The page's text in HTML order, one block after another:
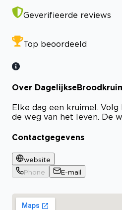
Geverifieerde reviews
Top beoordeeld
Over
Elke dag een kruimel.
de weg van het leven. De
Contactgegevens
website
Phone
E-mail